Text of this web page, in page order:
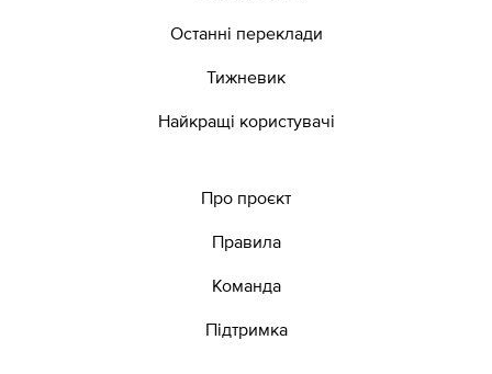
Останні переклади
Тижневик
Найкращі користувачі
Про проєкт
Правила
Команда
Підтримка